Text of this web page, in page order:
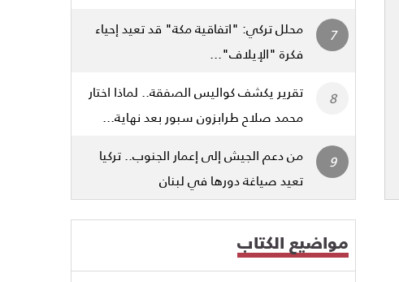
محلل تركي: "اتفاقية مكة" قد تعيد إحياء
فكرة "الإيلاف"...
تقرير يكشف كواليس الصفقة.. لماذا اختار
محمد صلاح طرابزون سبور بعد نهاية...
من دعم الجيش إلى إعمار الجنوب.. تركيا
تعيد صياغة دورها في لبنان
مواضيع الكتاب